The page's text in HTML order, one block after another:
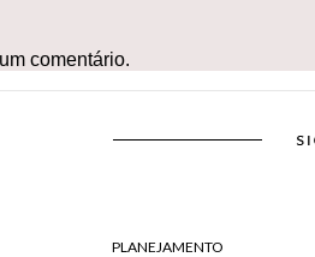
comentário.
PLANEJAMENTO